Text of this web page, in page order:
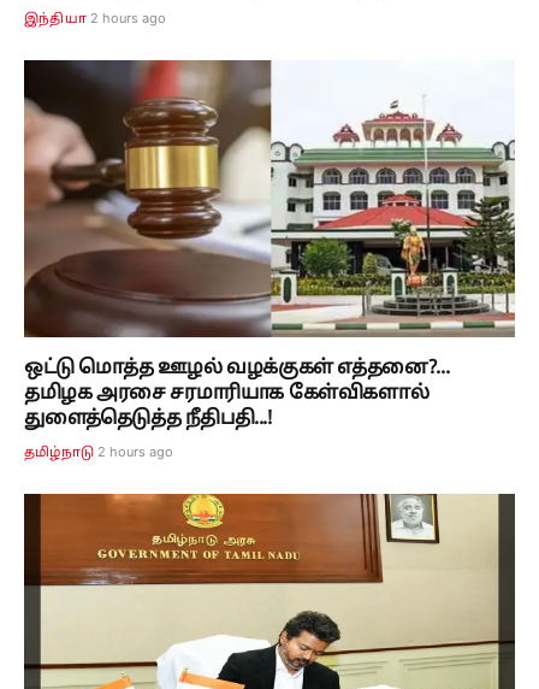
இந்தியா 2 hours ago
ஒட்டு மொத்த ஊழல் வழக்குகள் எத்தனை?...
தமிழக அரசை சரமாரியாக கேள்விகளால்
துளைத்தெடுத்த நீதிபதி...!
தமிழ்நாடு 2 hours ago